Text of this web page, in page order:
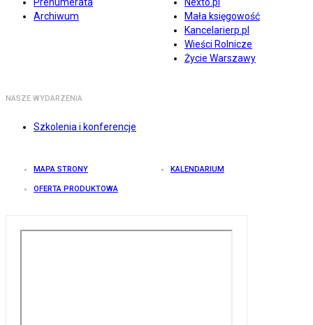
Archiwum
Mała księgowość
Kancelarierp.pl
Wieści Rolnicze
Życie Warszawy
NASZE WYDARZENIA
Szkolenia i konferencje
MAPA STRONY KALENDARIUM
OFERTA PRODUKTOWA